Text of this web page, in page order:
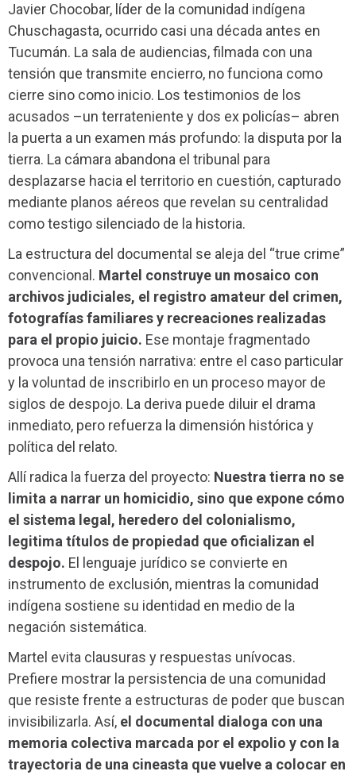
Javier Chocobar, líder de la comunidad indígena
Chuschagasta, ocurrido casi una década antes en
Tucumán. La sala de audiencias, filmada con una
tensión que transmite encierro, no funciona como
cierre sino como inicio. Los testimonios de los
acusados –un terrateniente y dos ex policías– abren
la puerta a un examen más profundo: la disputa por la
tierra. La cámara abandona el tribunal para
desplazarse hacia el territorio en cuestión, capturado
mediante planos aéreos que revelan su centralidad
como testigo silenciado de la historia.
La estructura del documental se aleja del “true crime”
convencional. Martel construye un mosaico con
archivos judiciales, el registro amateur del crimen,
fotografías familiares y recreaciones realizadas
para el propio juicio. Ese montaje fragmentado
provoca una tensión narrativa: entre el caso particular
y la voluntad de inscribirlo en un proceso mayor de
siglos de despojo. La deriva puede diluir el drama
inmediato, pero refuerza la dimensión histórica y
política del relato.
Allí radica la fuerza del proyecto: Nuestra tierra no se
limita a narrar un homicidio, sino que expone cómo
el sistema legal, heredero del colonialismo,
legitima títulos de propiedad que oficializan el
despojo. El lenguaje jurídico se convierte en
instrumento de exclusión, mientras la comunidad
indígena sostiene su identidad en medio de la
negación sistemática.
Martel evita clausuras y respuestas unívocas.
Prefiere mostrar la persistencia de una comunidad
que resiste frente a estructuras de poder que buscan
invisibilizarla. Así, el documental dialoga con una
memoria colectiva marcada por el expolio y con la
trayectoria de una cineasta que vuelve a colocar en